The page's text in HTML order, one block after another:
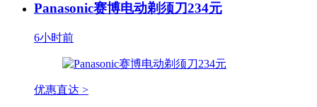
Panasonic赛博电动剃须刀234元
6小时前
优惠直达 >